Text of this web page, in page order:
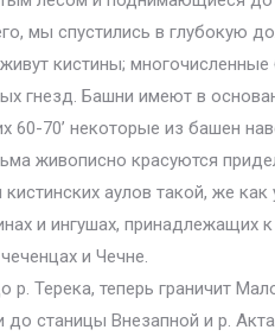
мы спустились в глубокую
живут кистины;
гнезд. Башни имеют в
60-70’ некоторые из башен
живописно красуются
аулов такой, же как
и ингушах, принадлежащих
и Чечне.
Терека, теперь граничит
до станицы Внезапной и р.